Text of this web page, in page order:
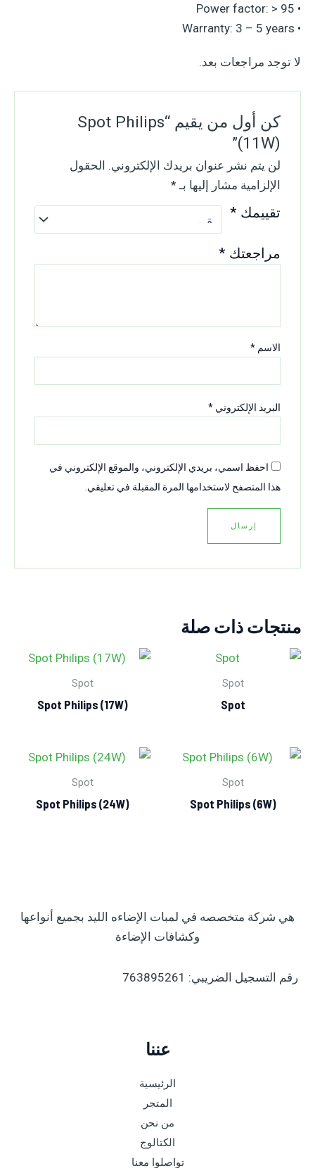
• Power factor: > 95
• Warranty: 3 – 5 years
لا توجد مراجعات بعد.
كن أول من يقيم “Spot Philips
(11W)”
لن يتم نشر عنوان بريدك الإلكتروني. الحقول
الإلزامية مشار إليها بـ*
تقييمك *
مراجعتك *
الاسم*
البريد الإلكتروني*
احفظ اسمي، بريدي الإلكتروني، والموقع الإلكتروني في
هذا المتصفح لاستخدامها المرة المقبلة في تعليقي.
منتجات ذات صلة
Spot
Spot
Spot
Spot Philips (17W)
Spot
Spot Philips (6W)
Spot
Spot Philips (24W)
هي شركة متخصصه في لمبات الإضاءه الليد بجميع أنواعها
وكشافات الإضاءة
رقم التسجيل الضريبي: 763895261
عننا
الرئيسية
المتجر
من نحن
الكتالوج
تواصلوا معنا